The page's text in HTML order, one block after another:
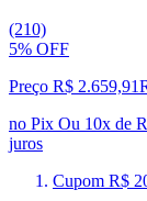
(210)
5% OFF
Preço R$ 2.659,91
no Pix Ou 10x de
juros
Cupom R$